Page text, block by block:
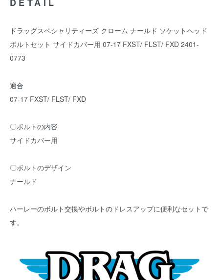
ドラッグスペシャリティーズ クローム ナールド ソケットヘッド
ボルトセット サイドカバー用 07-17 FXST/ FLST/ FXD 2401-
0773
適合
07-17 FXST/ FLST/ FXD
〇ボルトの内容
サイドカバー用
〇ボルトのデザイン
ナールド
ハーレーのボルト交換やボルトのドレスアップに便利なセットで
す。